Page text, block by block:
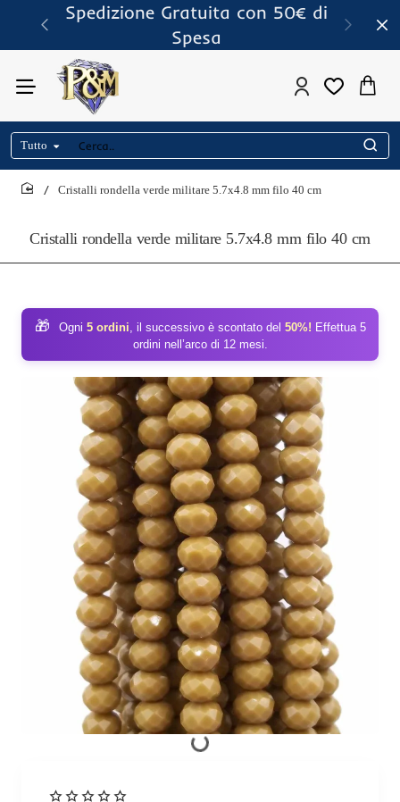
Spedizione Gratuita con 50€ di
Spesa
Tutto
Cerca..
Cristalli rondella verde militare 5.7x4.8 mm filo 40 cm
Cristalli rondella verde militare 5.7x4.8 mm filo 40 cm
🎁 Ogni 5 ordini, il successivo è scontato del 50%! Effettua 5
ordini nell’arco di 12 mesi.